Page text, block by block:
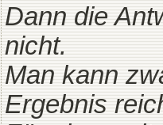
Dann die
nicht.
Man kann
Ergebnis